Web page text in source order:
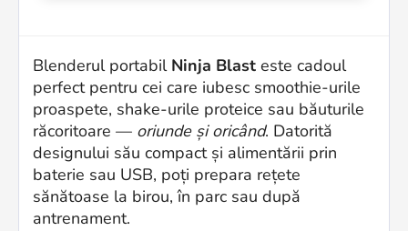
Blenderul portabil Ninja Blast este cadoul
perfect pentru cei care iubesc smoothie-urile
proaspete, shake-urile proteice sau băuturile
răcoritoare — oriunde și oricând. Datorită
designului său compact și alimentării prin
baterie sau USB, poți prepara rețete
sănătoase la birou, în parc sau după
antrenament.